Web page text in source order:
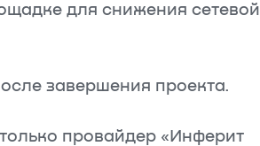
для снижения сетевой
завершения проекта.
провайдер «Инферит